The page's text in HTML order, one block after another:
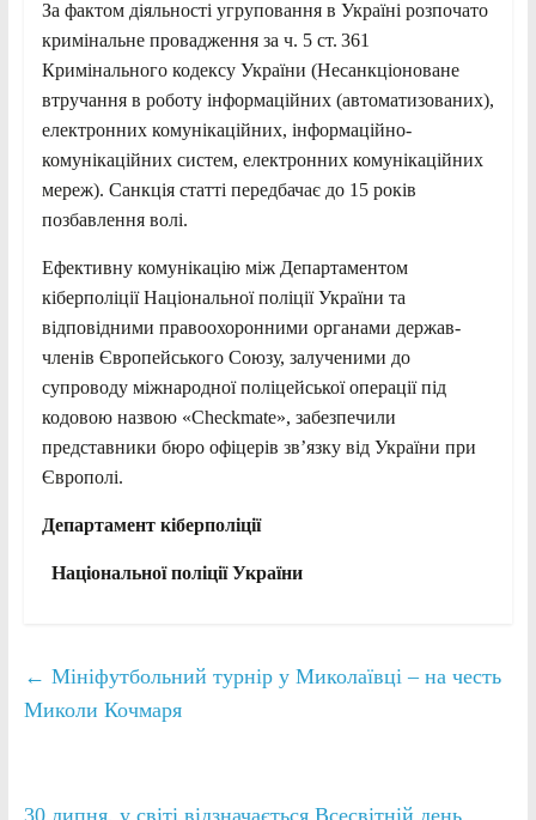
За фактом діяльності угруповання в Україні розпочато
кримінальне провадження за ч. 5 ст. 361
Кримінального кодексу України (Несанкціоноване
втручання в роботу інформаційних (автоматизованих),
електронних комунікаційних, інформаційно-
комунікаційних систем, електронних комунікаційних
мереж). Санкція статті передбачає до 15 років
позбавлення волі.
Ефективну комунікацію між Департаментом
кіберполіції Національної поліції України та
відповідними правоохоронними органами держав-
членів Європейського Союзу, залученими до
супроводу міжнародної поліцейської операції під
кодовою назвою «Checkmate», забезпечили
представники бюро офіцерів зв’язку від України при
Європолі.
Департамент кіберполіції
Національної поліції України
← Мініфутбольний турнір у Миколаївці – на честь
Миколи Кочмаря